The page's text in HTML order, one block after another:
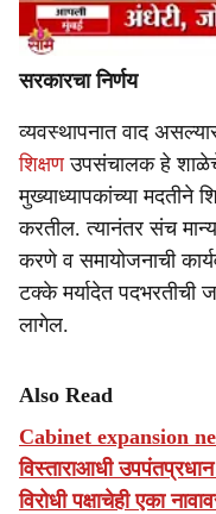
सरकारचा निर्णय
व्यवस्थापनात वाद
शिक्षणउपसंचालक हे शाळेचे
मुख्याध्यापकांच्या मदतीने
करतील. त्यानंतर संच
करणे व समायोजनाची
टक्के मर्यादेत पदभरतीची
लागेल.
Also Read
Cabinet expansion
विस्ताराआधी
विरोधी पक्षाचेही एका